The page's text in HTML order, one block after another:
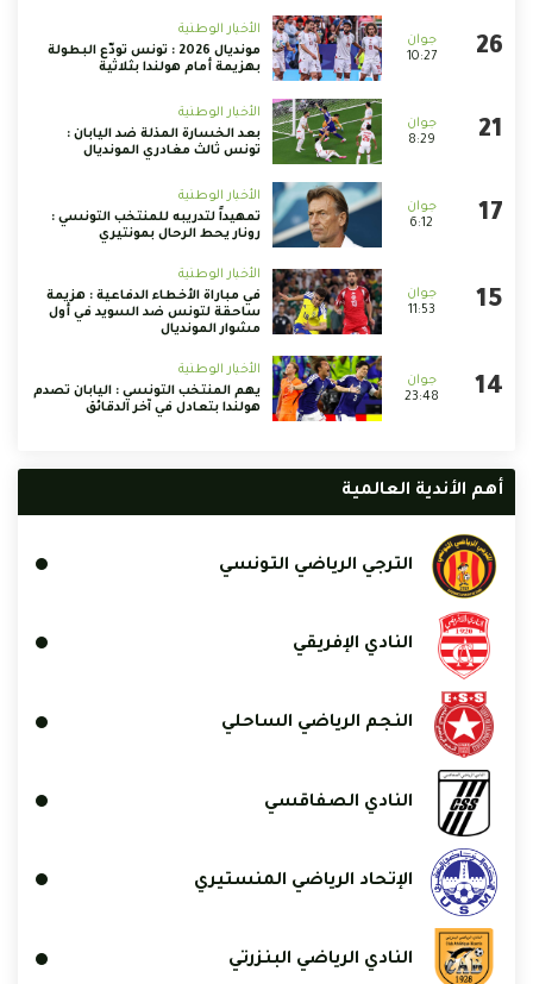
10:27
الأخبار الوطنية
مونديال 2026 : تونس تودّع البطولة
بهزيمة أمام هولندا بثلاثية
8:29
الأخبار الوطنية
بعد الخسارة المذلة ضد اليابان :
تونس ثالث مغادري المونديال
6:12
الأخبار الوطنية
تمهيداً لتدريبه للمنتخب التونسي :
رونار يحط الرحال بمونتيري
11:53
الأخبار الوطنية
في مباراة الأخطاء الدفاعية : هزيمة
ساحقة لتونس ضد السويد في أول
مشوار المونديال
23:48
الأخبار الوطنية
يهم المنتخب التونسي : اليابان تصدم
هولندا بتعادل في آخر الدقائق
أهم الأندية العالمية
الترجي الرياضي التونسي
النادي الإفريقي
النجم الرياضي الساحلي
النادي الصفاقسي
الإتحاد الرياضي المنستيري
النادي الرياضي البنزرتي